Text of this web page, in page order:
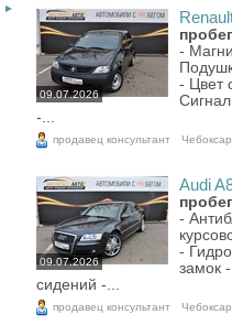
09.07.2026
-
- Цвет
-...
продавец консультант
09.07.2026
Audi
-
-
замок
сидений -...
продавец консультант